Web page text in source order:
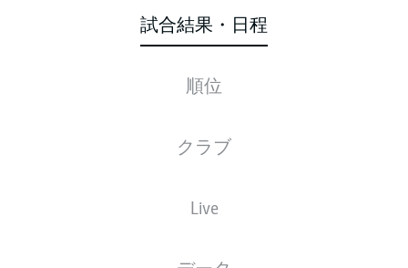
試合結果・日程
順位
クラブ
Live
スターティングメンバー
スターティングメンバーは試合開始の 60分前